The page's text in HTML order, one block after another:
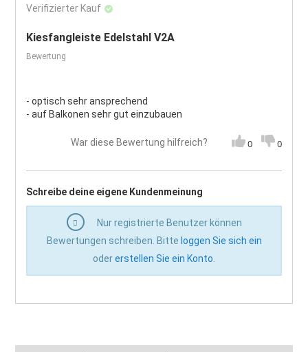
Verifizierter Kauf
Kiesfangleiste Edelstahl V2A
Bewertung
- optisch sehr ansprechend
- auf Balkonen sehr gut einzubauen
War diese Bewertung hilfreich? 0 0
Schreibe deine eigene Kundenmeinung
Nur registrierte Benutzer können
Bewertungen schreiben. Bitte loggen Sie sich ein
odererstellen Sie ein Konto